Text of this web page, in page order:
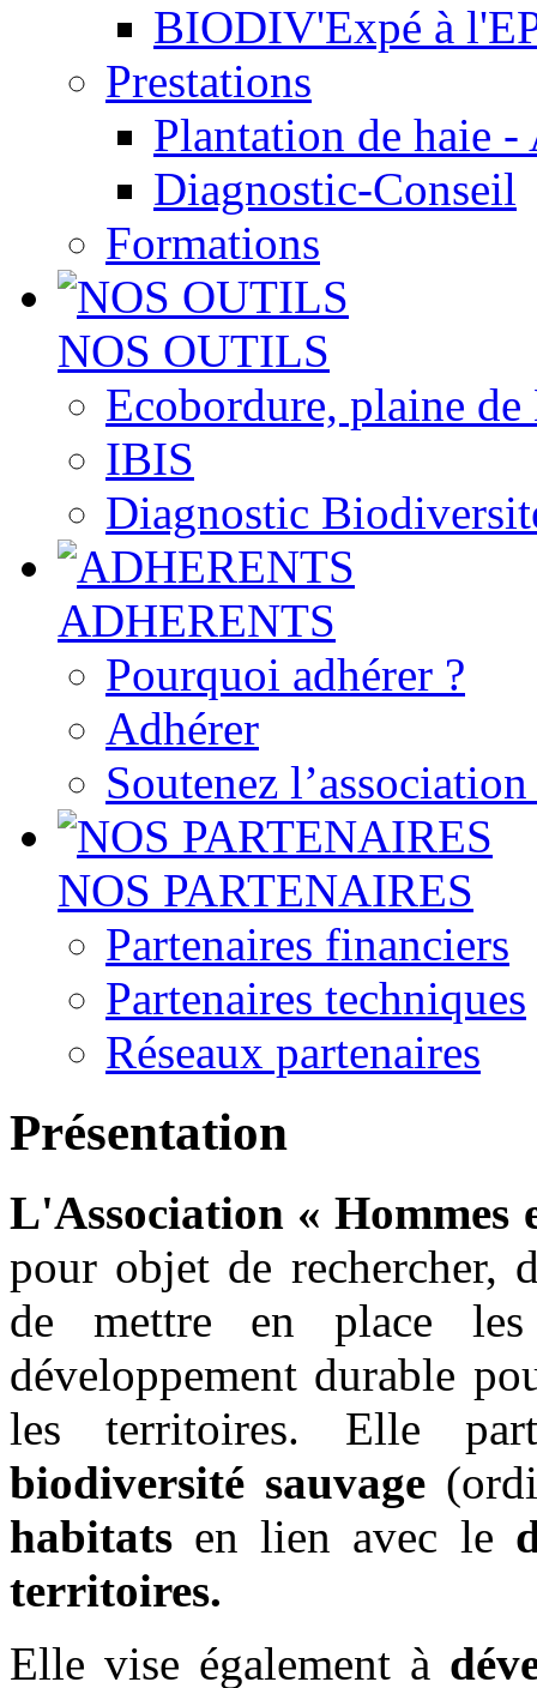
BIODIV'Expé à
Prestations
Plantation de haie
Diagnostic-Conseil
Formations
NOS OUTILS
Ecobordure, plaine de
IBIS
Diagnostic
ADHERENTS
Pourquoi adhérer ?
Adhérer
Soutenez
NOS PARTENAIRES
Partenaires financiers
Partenaires techniques
Réseaux partenaires
Présentation
L'Association « Hommes
pour objet de rechercher,
de mettre en place
développement durable
les territoires. Elle
biodiversité sauvage
habitats en lien avec le
territoires.
Elle vise également à